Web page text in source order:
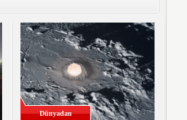
Dünyadan